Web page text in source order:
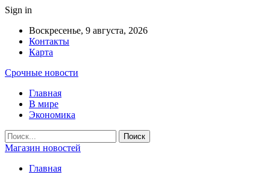
Sign in
Воскресенье, 9 августа, 2026
Контакты
Карта
Срочные новости
Главная
В мире
Экономика
Магазин новостей
Главная